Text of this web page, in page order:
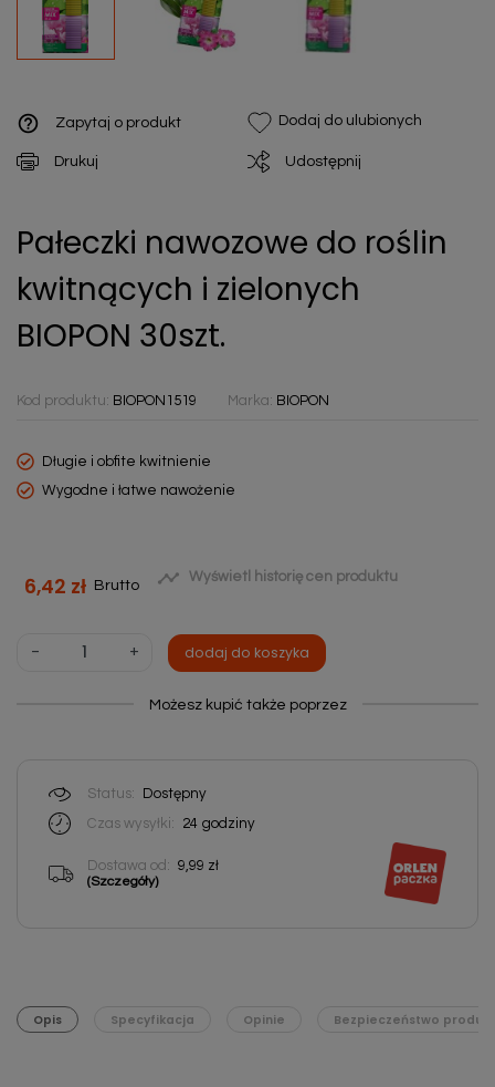
help_outline Zapytaj o produkt Dodaj do ulubionych
Drukuj Udostępnij
Pałeczki nawozowe do roślin
kwitnących i zielonych
BIOPON 30szt.
Kod produktu: BIOPON1519 Marka: BIOPON
Długie i obfite kwitnienie
Wygodne i łatwe nawożenie
6,42 zł Brutto  Wyświetl historię cen produktu
- + dodaj do koszyka
Możesz kupić także poprzez
Status:
Dostępny
Czas wysyłki:
24 godziny
Dostawa od: 9,99 zł
(Szczegóły)
Opis Specyfikacja Opinie Bezpieczeństwo